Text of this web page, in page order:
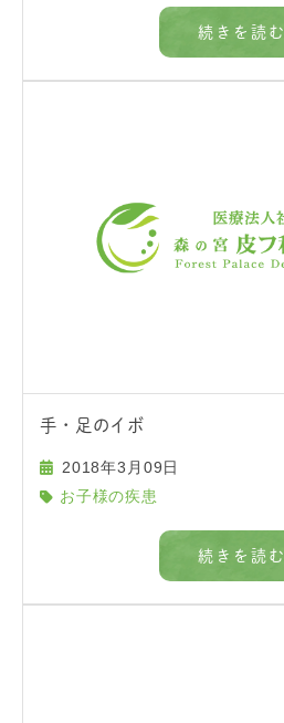
続きを読む
手・足のイボ
2018年3月09日
お子様の疾患
続きを読む